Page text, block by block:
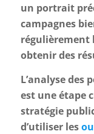
un portrait
campagnes
régulièrement
obtenir des
L’analyse des
est une étape
stratégie
d’utiliser les